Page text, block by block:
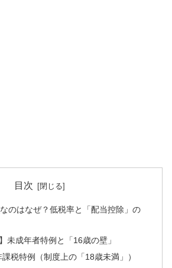
目次
のはなぜ？低税率と「配当控除」の
未成年者特例と「16歳の壁」
税特例（制度上の「18歳未満」）